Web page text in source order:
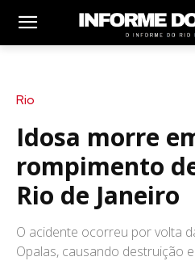
Rio
Idosa morre
rompimento
Rio de Janeiro
O acidente ocorreu por volta
Opalas, causando destruição